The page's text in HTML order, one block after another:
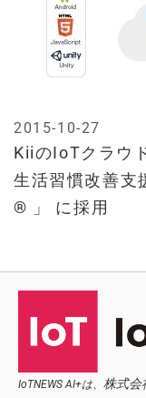
KiiのIoTクラウ
生活習慣改善支
® 」 に採用
2015-10-27
IoTNEWS AI+は、 株式会